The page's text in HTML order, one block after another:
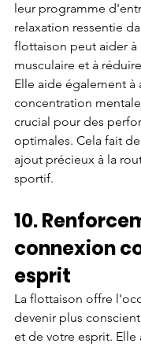
leur programme
relaxation ressentie
flottaison peut aider à
musculaire et à
Elle aide également à
concentration
crucial pour des
optimales. Cela fait
ajout précieux à la
sportif.
10.
connexion
esprit
La flottaison offre
devenir plus
et de votre esprit. Elle